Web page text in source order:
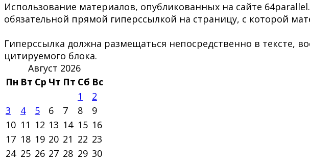
Использование материалов, опубликованных на сайте
обязательной прямой гиперссылкой на страницу, с которой
Гиперссылка должна размещаться непосредственно в тексте,
цитируемого блока.
Август 2026
Пн Вт Ср Чт Пт Сб Вс
1
2
3
4 5 6 7 8
9
10 11 12 13 14 15 16
17 18 19 20 21 22 23
24 25 26 27 28 29 30